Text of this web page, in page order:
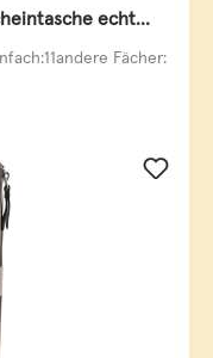
echt
Fächer: